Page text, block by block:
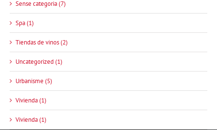
Sense categoria (7)
Spa (1)
Tiendas de vinos (2)
Uncategorized (1)
Urbanisme (5)
Vivienda (1)
Vivienda (1)